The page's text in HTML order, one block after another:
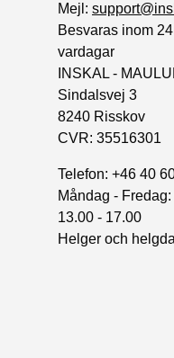
Mejl:
Besvaras inom
vardagar
INSKAL -
Sindalsvej 3
8240 Risskov
CVR: 35516301
Telefon: +46 40
Måndag -
13.00 - 17.00
Helger och